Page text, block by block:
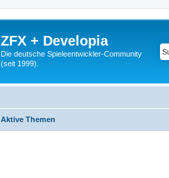
ZFX + Developia
Die deutsche Spieleentwickler-Community
(seit 1999).
Aktive Themen